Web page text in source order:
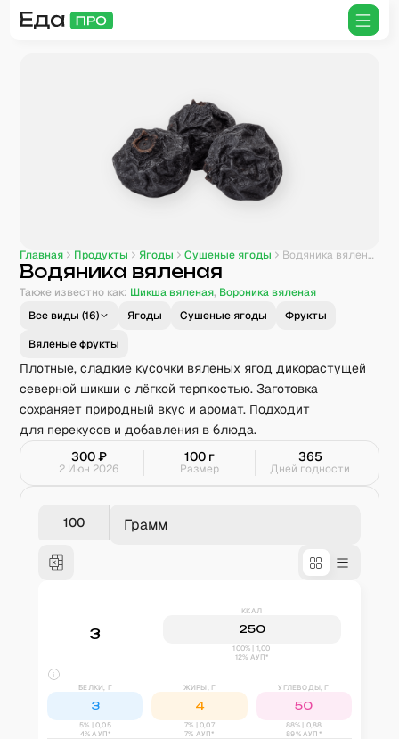
Главная Продукты Ягоды Сушеные ягоды Водяника вяленая
Водяника вяленая
Также известно как: Шикша вяленая, Вороника вяленая
Все виды (16) Ягоды Сушеные ягоды
Фрукты
Вяленые фрукты
Плотные, сладкие кусочки вяленых ягод дикорастущей
северной шикши с лёгкой терпкостью. Заготовка
сохраняет природный вкус и аромат. Подходит
для перекусов и добавления в блюда.
300₽
2 Июн 2026
100 г
Размер
365
Дней годности
Грамм
3
ККАЛ
250
100% | 1,00
12% АУП*
БЕЛКИ, Г
3
5% |0,05
4% АУП*
ЖИРЫ, Г
4
7% |0,07
7% АУП*
УГЛЕВОДЫ, Г
50
88% | 0,88
89% АУП*